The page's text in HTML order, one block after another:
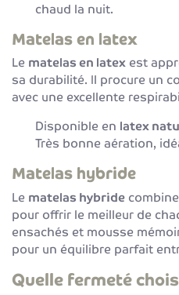
chaud la nuit.
Matelas en latex
Le matelas en latex est
sa durabilité. Il procure un
avec une excellente
Disponible en latex
Très bonne aération,
Matelas hybride
Le matelas hybride
pour offrir le meilleur de
ensachés et mousse
pour un équilibre parfait
Quelle fermeté